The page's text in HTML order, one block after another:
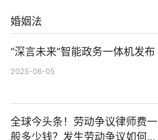
婚姻法
“深言未来”智能政务一体机发布
2025-06-05
全球今头条！劳动争议律师费一
般多少钱？发生劳动争议如何算